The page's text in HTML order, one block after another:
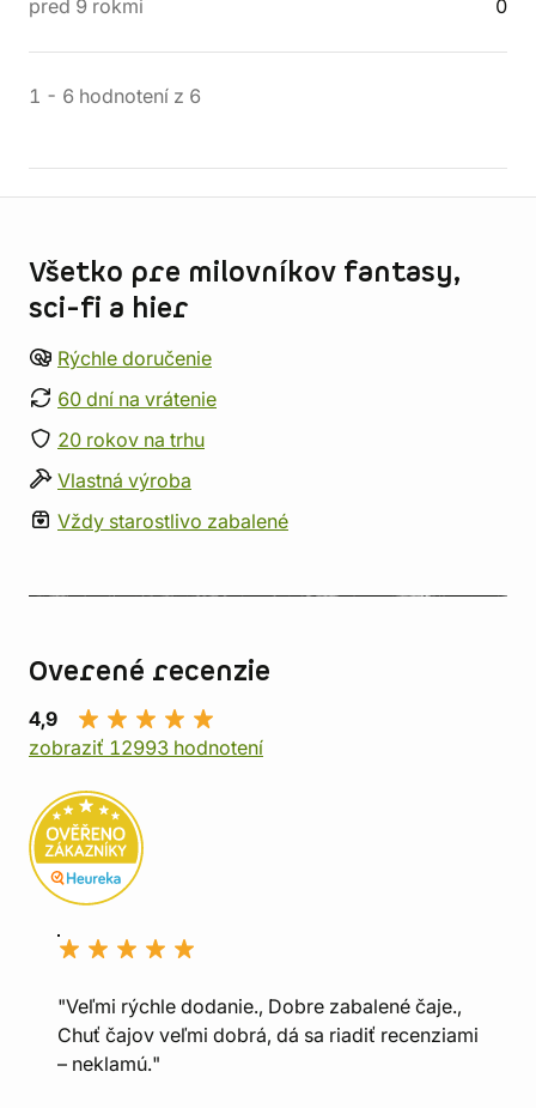
pred 9 rokmi 0
1 - 6 hodnotení z 6
Všetko pre milovníkov fantasy,
sci-fi a hier
Rýchle doručenie
60 dní na vrátenie
20 rokov na trhu
Vlastná výroba
Vždy starostlivo zabalené
Overené recenzie
4,9
zobraziť 12993 hodnotení
"Veľmi rýchle dodanie., Dobre zabalené čaje.,
Chuť čajov veľmi dobrá, dá sa riadiť recenziami
– neklamú."